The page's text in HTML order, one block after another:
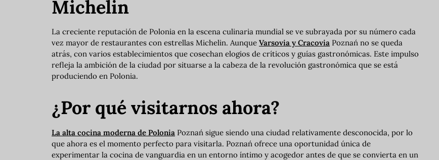
Michelin
La creciente reputación de Polonia en la escena culinaria mundial se ve subrayada por su número cada
vez mayor de restaurantes con estrellas Michelin. Aunque Varsovia y Cracovia Poznań no se queda
atrás, con varios establecimientos que cosechan elogios de críticos y guías gastronómicas. Este impulso
refleja la ambición de la ciudad por situarse a la cabeza de la revolución gastronómica que se está
produciendo en Polonia.
¿Por qué visitarnos ahora?
La alta cocina moderna de Polonia Poznań sigue siendo una ciudad relativamente desconocida, por lo
que ahora es el momento perfecto para visitarla. Poznań ofrece una oportunidad única de
experimentar la cocina de vanguardia en un entorno íntimo y acogedor antes de que se convierta en un